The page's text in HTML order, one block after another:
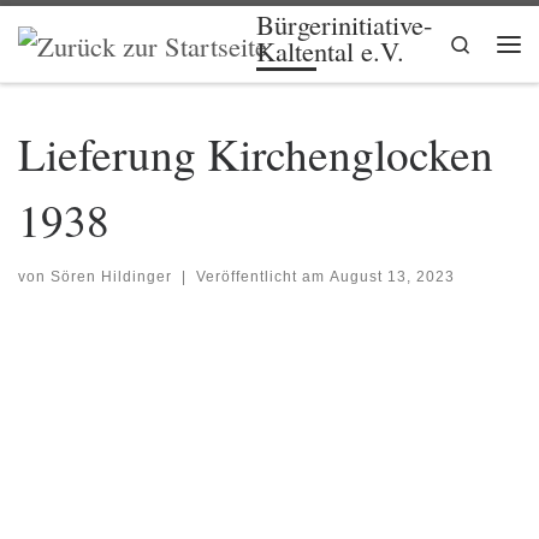
Zum Inhalt springen Bürgerinitiative-
Kaltental e.V.
Search
Lieferung Kirchenglocken
1938
von Sören Hildinger Veröffentlicht am August 13, 2023